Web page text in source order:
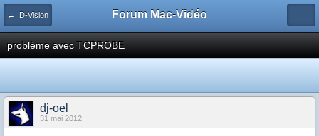
← D-Vision Forum Mac-Vidéo
problème avec TCPROBE
dj-oel
31 mai 2012